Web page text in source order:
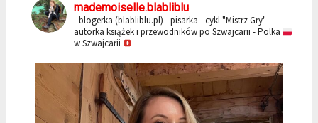
mademoiselle.blabliblu
- blogerka (blabliblu.pl) - pisarka - cykl "Mistrz Gry" -
autorka książek i przewodników po Szwajcarii - Polka
w Szwajcarii